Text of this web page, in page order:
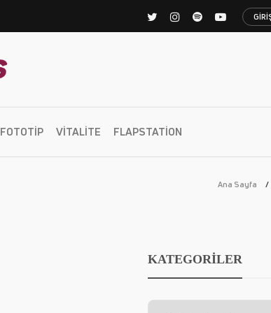
FOTOTIP VITALITE FLAPSTATION
Ana Sayfa
KATEGORİLER